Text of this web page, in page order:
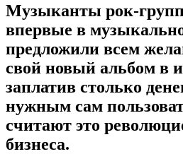
Музыканты рок-
впервые в
предложили всем
свой новый альбом в
заплатив столько
нужным сам
считают это
бизнеса.